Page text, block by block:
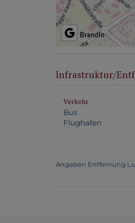
Infrastruktur/
Verkehr
Bus
Flughafen
Angaben Entfernung